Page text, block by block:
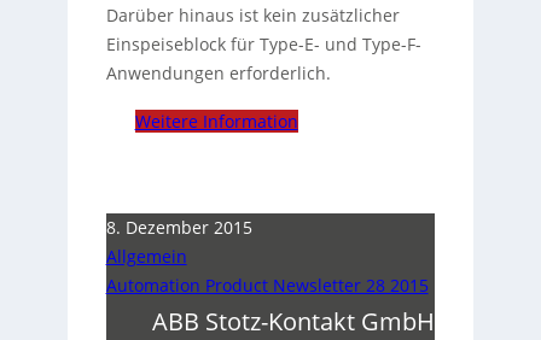
Darüber hinaus ist kein zusätzlicher
Einspeiseblock für Type-E- und Type-F-
Anwendungen erforderlich.
Weitere Information
8. Dezember 2015
Allgemein
Automation Product Newsletter 28 2015
ABB Stotz-Kontakt GmbH